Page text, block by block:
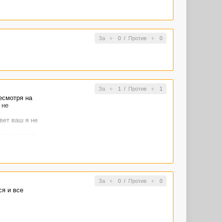
почти
в
и
баксов в
мне
знаков -
За 0/ Против 0
За 1 / Против 1
на
ваш я не
За 0/ Против 0
и все